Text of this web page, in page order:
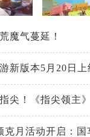
魔气蔓延！
新版本5月20日上
尖！《指尖领主
克月活动开启：国